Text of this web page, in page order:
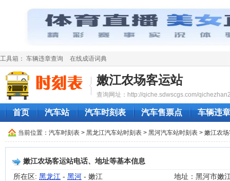
工具箱： 车辆违章查询 在线成语词典
嫩江农场客运站
查询网址：http://qiche.sdwscgs.com/
首页 汽车站 汽车时刻表 汽车售票点 车辆违
当前位置： 汽车时刻表 > 黑龙江汽车站时刻表 > 黑河汽车站时刻表 > 嫩江农
嫩江农场客运站电话、地址等基本信息
所在区: 黑龙江 - 黑河 - 嫩江
地址：黑河市嫩